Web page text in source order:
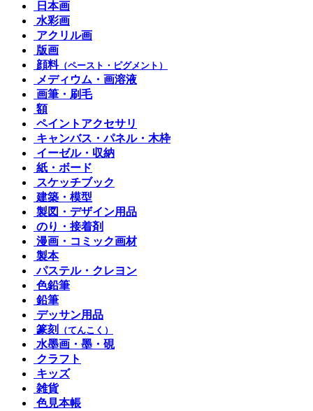
日本画
水彩画
アクリル画
版画
顔料（ペースト・ピグメント）
メディウム・画溶液
画筆・刷毛
額
ペイントアクセサリ
キャンバス・パネル・木枠
イーゼル・収納
紙・ボード
スケッチブック
建築・模型
製図・デザイン用品
のり・接着剤
漫画・コミック画材
製本
パステル・クレヨン
色鉛筆
鉛筆
デッサン用品
篆刻
（てんこく）
水墨画・墨・硯
クラフト
キッズ
雑貨
色見本帳